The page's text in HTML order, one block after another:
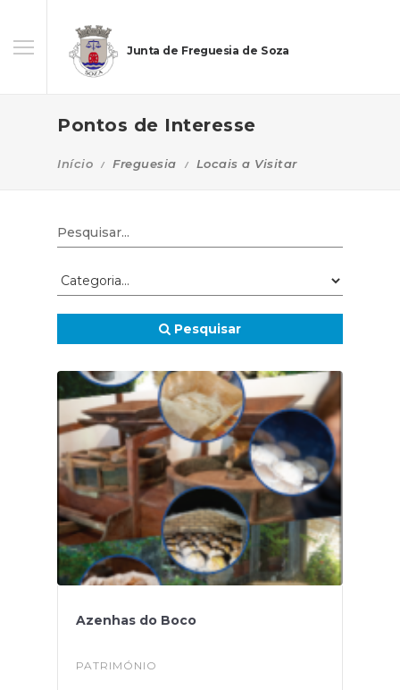
Junta de Freguesia de Soza
Pontos de Interesse
Início Freguesia Locais a Visitar
Pesquisar
Azenhas do Boco
PATRIMÓNIO